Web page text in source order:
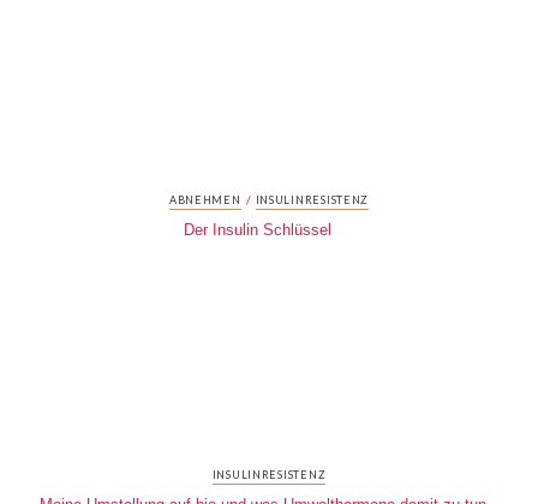
ABNEHMEN / INSULINRESISTENZ
Der Insulin Schlüssel
INSULINRESISTENZ